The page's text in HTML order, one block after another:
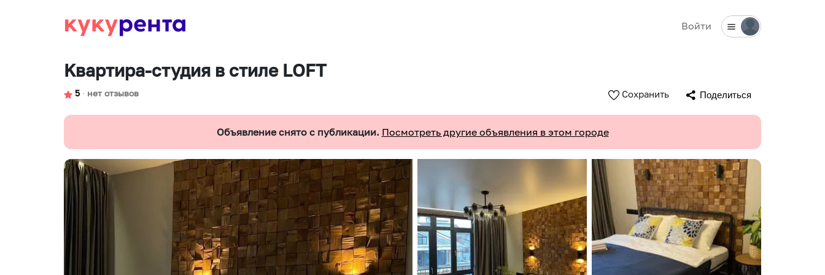
Войти
Kвартира-студия в cтиле LОFТ
5 ∙ нет отзывов Сохранить Поделиться
Объявление снято с публикации. Посмотреть другие объявления в этом городе